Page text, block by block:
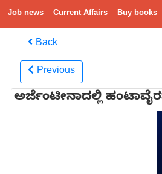
Job news Current Affairs Buy books
Back
Previous
ಅರ್ಜೆಂಟೀನಾದಲ್ಲಿ